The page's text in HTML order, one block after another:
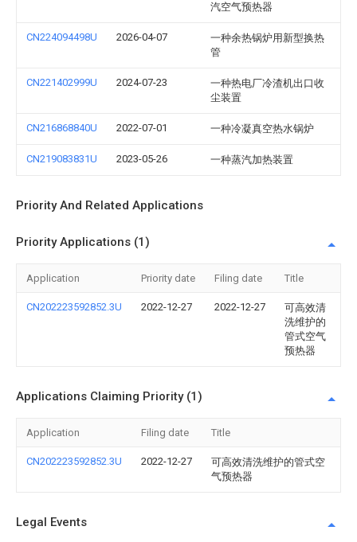
汽空气预热器
CN224094498U 2026-04-07
一种余热锅炉用新型换热
管
CN221402999U 2024-07-23
一种热电厂冷渣机出口收
尘装置
CN216868840U 2022-07-01 一种冷凝真空热水锅炉
CN219083831U 2023-05-26 一种蒸汽加热装置
Priority And Related Applications
Priority Applications (1)
Application Priority date Filing date Title
CN202223592852.3U 2022-12-27 2022-12-27
可高效清
洗维护的
管式空气
预热器
Applications Claiming Priority (1)
Application Filing date Title
CN202223592852.3U 2022-12-27
可高效清洗维护的管式空
气预热器
Legal Events